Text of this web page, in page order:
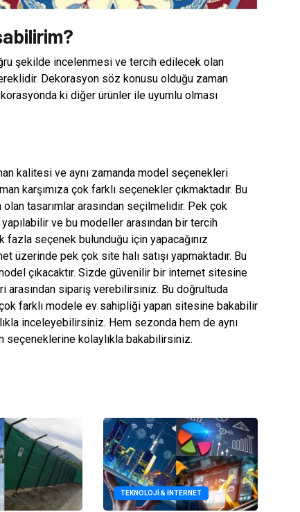
şekilde incelenmesi ve tercih edilecek olan
Dekorasyon söz konusu olduğu zaman
ki diğer ürünler ile uyumlu olması
kalitesi ve aynı zamanda model seçenekleri
karşımıza çok farklı seçenekler çıkmaktadır. Bu
tasarımlar arasından seçilmelidir. Pek çok
ve bu modeller arasından bir tercih
seçenek bulunduğu için yapacağınız
pek çok site halı satışı yapmaktadır. Bu
çıkacaktır. Sizde güvenilir bir internet sitesine
arasından sipariş verebilirsiniz. Bu doğrultuda
farklı modele ev sahipliği yapan sitesine bakabilir
inceleyebilirsiniz. Hem sezonda hem de aynı
seçeneklerine kolaylıkla bakabilirsiniz.
TEKNOLOJI & İNTERNET